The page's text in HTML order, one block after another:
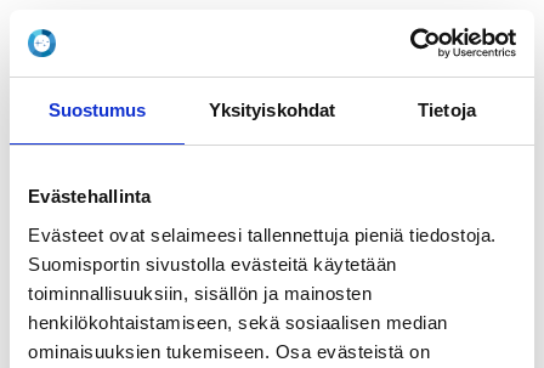
Suostumus Yksityiskohdat Tietoja
Evästehallinta
Evästeet ovat selaimeesi tallennettuja pieniä tiedostoja.
Suomisportin sivustolla evästeitä käytetään
toiminnallisuuksiin, sisällön ja mainosten
henkilökohtaistamiseen, sekä sosiaalisen median
ominaisuuksien tukemiseen. Osa evästeistä on
LOCATION
Koulutus järjestetään kokonaan etäkoulutuksena
Zoomin kautta.
Helsinki
REGISTRATION PERIOD
Fr 13.9.2024 at 12:00 - Tu 21.1.2025 at 16:00